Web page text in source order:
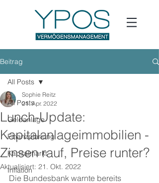
Beitrag
All Posts
Geldanlage
Finanzplanung
Kapitalmarkt
Inflation
All Posts
Lunch-Update:
Kapitalanlageimmobilien -
Zinsen rauf, Preise runter?
Sophie Reitz
21. Apr. 2022
Aktualisiert: 21. Okt. 2022
Die Bundesbank warnte bereits